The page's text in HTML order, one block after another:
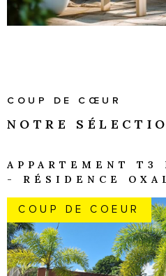
COUP DE CŒUR
NOTRE
APPARTEMENT T3
- RÉSIDENCE
COUP DE COEUR
VOIR